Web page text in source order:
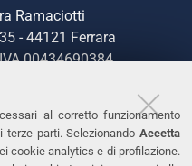
al corretto funzionamento
parti. Selezionando Accetta
cookie analytics e di profilazione.
Ramaciotti
- 44121 Ferrara
00434690384